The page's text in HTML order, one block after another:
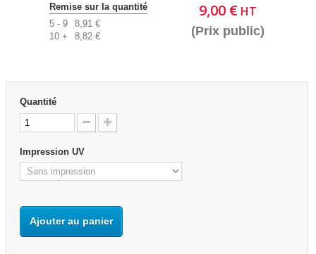
9,00 € HT
(Prix public)
Remise sur la quantité
5 - 9
8,91 €
10 +
8,82 €
Quantité
Impression UV
Ajouter au panier